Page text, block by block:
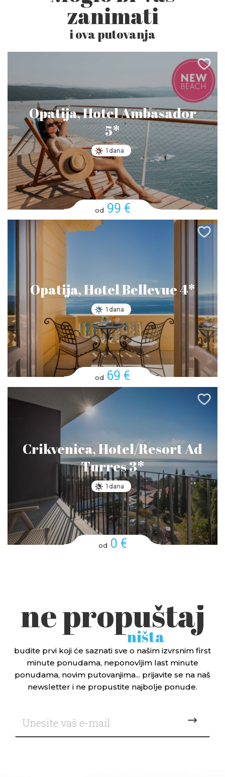
zanimati
i ova putovanja
Opatija, Hotel Ambasador
5*
1 dana
od 99 €
Opatija, Hotel Bellevue 4*
1 dana
od 69 €
Crikvenica, Hotel/Resort Ad
Turres 3*
1 dana
od 0 €
ne propuštaj
ništa
budite prvi koji će saznati sve o našim izvrsnim first
minute ponudama, neponovljim last minute
ponudama, novim putovanjima... prijavite se na naš
newsletter i ne propustite najbolje ponude.